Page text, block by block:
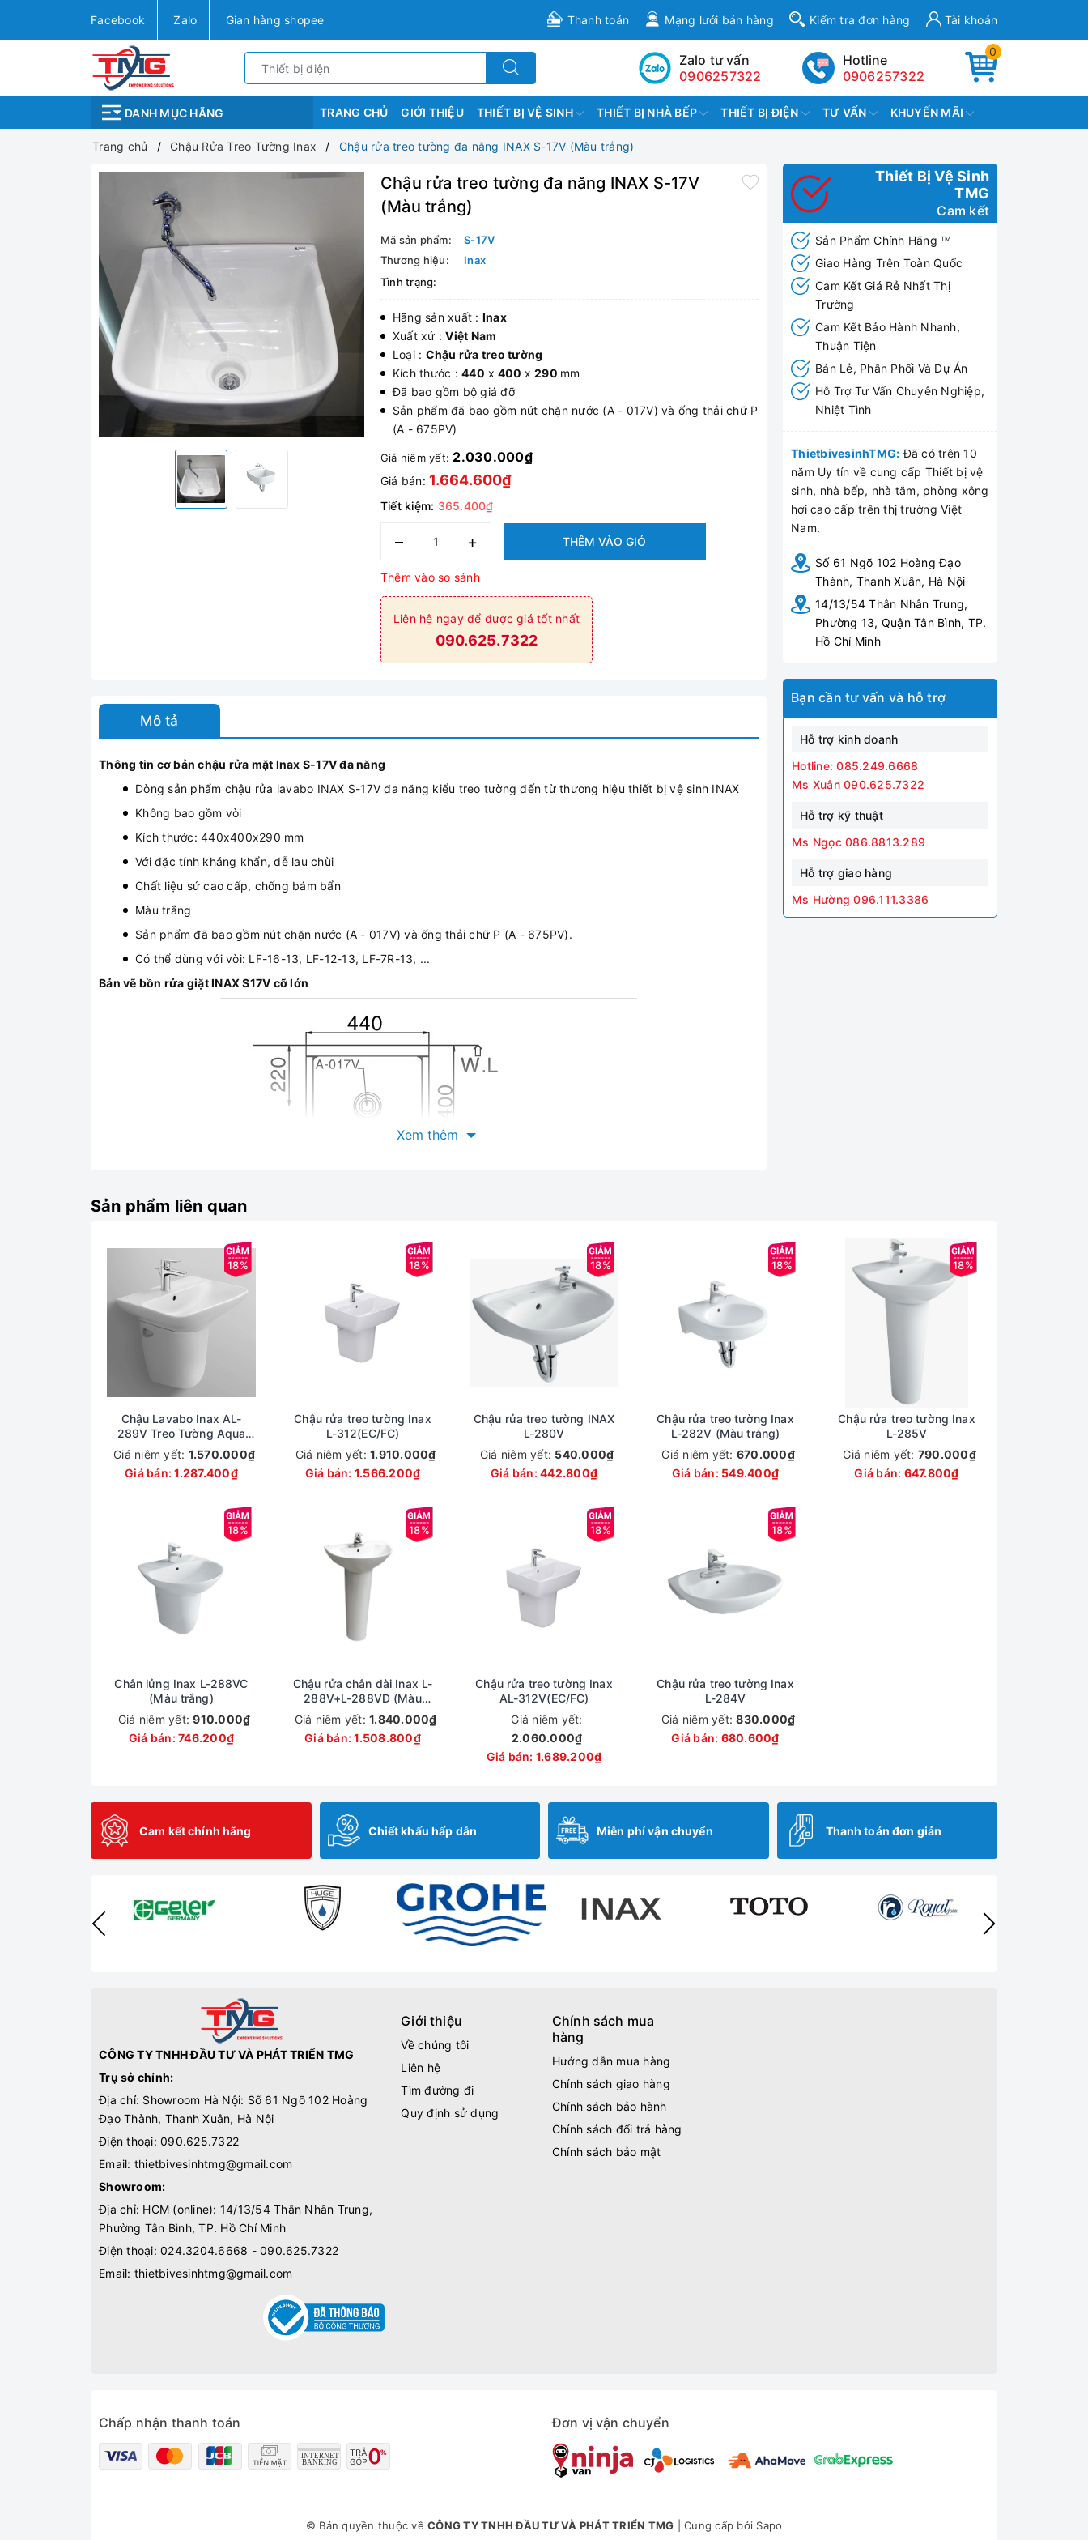
Facebook Zalo Gian hàng shopee Thanh toán Mạng lưới bán hàng Kiểm tra đơn hàng Tài khoản
0
Hotline
0906257322
Zalo tư vấn
0906257322
DANH MỤC HÃNG TRANG CHỦ GIỚI THIỆU THIẾT BỊ VỆ SINH THIẾT BỊ NHÀ BẾP THIẾT BỊ ĐIỆN TƯ VẤN KHUYẾN MÃI
Trang chủ Chậu Rửa Treo Tường Inax Chậu rửa treo tường đa năng INAX S-17V (Màu trắng)
Chậu rửa treo tường đa năng INAX S-17V
(Màu trắng)
Mã sản phẩm:
S-17V
Thương hiệu:
Inax
Tình trạng:
Hãng sản xuất : Inax
Xuất xứ :Việt Nam
Loại : Chậu rửa treo tường
Kích thước :440 x 400 x290 mm
Đã bao gồm bộ giá đỡ
Sản phẩm đã bao gồm nút chặn nước (A - 017V) và ống thải chữ P
(A - 675PV)
Giá niêm yết: 2.030.000₫
Giá bán: 1.664.600₫
Tiết kiệm: 365.400₫
– + THÊM VÀO GIỎ
Thêm vào so sánh
Liên hệ ngay để được giá tốt nhất
090.625.7322
Mô tả
Thông tin cơ bản chậu rửa mặt Inax S-17V đa năng
Dòng sản phẩm chậu rửa lavabo INAX S-17V đa năng kiểu treo tường đến từ thương hiệu thiết bị vệ sinh INAX
Không bao gồm vòi
Kích thước: 440x400x290 mm
Với đặc tính kháng khẩn, dễ lau chùi
Chất liệu sứ cao cấp, chống bám bẩn
Màu trắng​
Sản phẩm đã bao gồm nút chặn nước (A - 017V) và ống thải chữ P (A - 675PV).
Có thể dùng với vòi: LF-16-13, LF-12-13, LF-7R-13, ...
Bản vẽ bồn rửa giặt INAX S17V cỡ lớn
Xem thêm
Thiết Bị Vệ Sinh
TMG
Cam kết
Sản Phẩm Chính Hãng TM
Giao Hàng Trên Toàn Quốc
Cam Kết Giá Rẻ Nhất Thị
Trường
Cam Kết Bảo Hành Nhanh,
Thuận Tiện
Bán Lẻ, Phân Phối Và Dự Án
Hỗ Trợ Tư Vấn Chuyên Nghiệp,
Nhiệt Tình
ThietbivesinhTMG: Đã có trên 10
năm Uy tín về cung cấp Thiết bị vệ
sinh, nhà bếp, nhà tắm, phòng xông
hơi cao cấp trên thị trường Việt
Nam.
Số 61 Ngõ 102 Hoàng Đạo
Thành, Thanh Xuân, Hà Nội
14/13/54 Thân Nhân Trung,
Phường 13, Quận Tân Bình, TP.
Hồ Chí Minh
Bạn cần tư vấn và hỗ trợ
Hỗ trợ kinh doanh
Hotline: 085.249.6668
Ms Xuân 090.625.7322
Hỗ trợ kỹ thuật
Ms Ngọc 086.8813.289
Hỗ trợ giao hàng
Ms Hường 096.111.3386
Sản phẩm liên quan
18%
Chậu Lavabo Inax AL-
289V Treo Tường Aqua
Ceramic
Giá niêm yết: 1.570.000₫
Giá bán:1.287.400₫
18%
Chậu rửa treo tường Inax
L-312(EC/FC)
Giá niêm yết: 1.910.000₫
Giá bán: 1.566.200₫
18%
Chậu rửa treo tường INAX
L-280V
Giá niêm yết: 540.000₫
Giá bán:442.800₫
18%
Chậu rửa treo tường Inax
L-282V (Màu trắng)
Giá niêm yết: 670.000₫
Giá bán: 549.400₫
18%
Chậu rửa treo tường Inax
L-285V
Giá niêm yết: 790.000₫
Giá bán: 647.800₫
18%
Chân lửng Inax L-288VC
(Màu trắng)
Giá niêm yết:910.000₫
Giá bán:746.200₫
18%
Chậu rửa chân dài Inax L-
288V+L-288VD (Màu
trắng)
Giá niêm yết: 1.840.000₫
Giá bán:1.508.800₫
18%
Chậu rửa treo tường Inax
AL-312V(EC/FC)
Giá niêm yết:
2.060.000₫
Giá bán: 1.689.200₫
18%
Chậu rửa treo tường Inax
L-284V
Giá niêm yết:830.000₫
Giá bán: 680.600₫
Cam kết chính hãng Chiết khấu hấp dẫn Miễn phí vận chuyển Thanh toán đơn giản
CÔNG TY TNHH ĐẦU TƯ VÀ PHÁT TRIỂN TMG
Trụ sở chính:
Địa chỉ: Showroom Hà Nội: Số 61 Ngõ 102 Hoàng
Đạo Thành, Thanh Xuân, Hà Nội
Điện thoại: 090.625.7322
Email: thietbivesinhtmg@gmail.com
Showroom:
Địa chỉ: HCM (online): 14/13/54 Thân Nhân Trung,
Phường Tân Bình, TP. Hồ Chí Minh
Điện thoại: 024.3204.6668 - 090.625.7322
Email: thietbivesinhtmg@gmail.com
Giới thiệu
Về chúng tôi
Liên hệ
Tìm đường đi
Quy định sử dụng
Chính sách mua
hàng
Hướng dẫn mua hàng
Chính sách giao hàng
Chính sách bảo hành
Chính sách đổi trả hàng
Chính sách bảo mật
Chấp nhận thanh toán Đơn vị vận chuyển
© Bản quyền thuộc về CÔNG TY TNHH ĐẦU TƯ VÀ PHÁT TRIỂN TMG Cung cấp bởi Sapo